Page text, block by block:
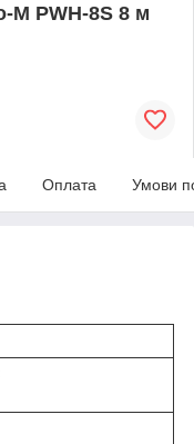
M PWH-8S 8 м
Оплата Умови